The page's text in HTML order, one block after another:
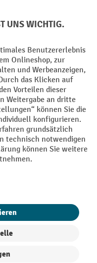
zzgl.Versandkostenund ggf.
angegeben.
Der Rabatt gilt nicht auf
Rabatt wird einmalig bei
je nach
(10 % auf Lager, Umwelt,
Elektro-Hubwagen,
Kombination